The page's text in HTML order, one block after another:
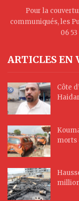
Pour la
communiqués, les
06
ARTICLES EN
Côte
morts